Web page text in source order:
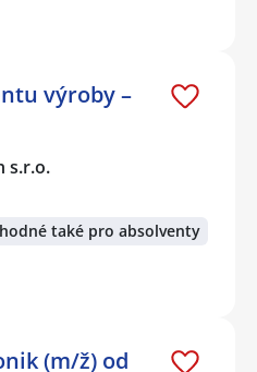
výroby –
s.r.o.
také pro absolventy
(m/ž) od